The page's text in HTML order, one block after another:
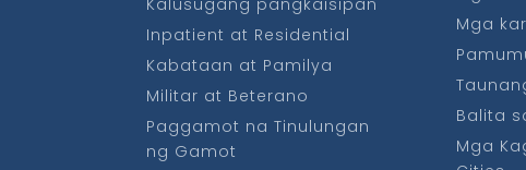
Inpatient at Residential
Kabataan at Pamilya
Militar at Beterano
Paggamot na Tinulungan
ng Gamot
Mga
Balita
Mga